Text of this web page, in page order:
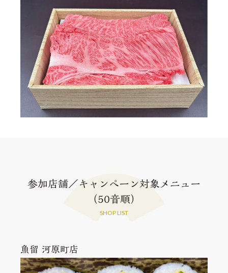
参加店舗／キャンペーン対象メニュー
（50音順）
SHOP LIST
魚留 河原町店